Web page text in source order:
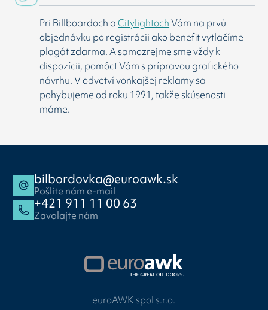
Pri Billboardoch aCitylightochVám na prvú
objednávku po registrácii ako benefit vytlačíme
plagát zdarma. A samozrejme sme vždy k
dispozícii, pomôcť Vám s prípravou grafického
návrhu. V odvetví vonkajšej reklamy sa
pohybujeme od roku 1991, takže skúsenosti
máme.
bilbordovka@euroawk.sk
Pošlite nám e-mail
+421 911 11 00 63
Zavolajte nám
euroAWK spol s.r.o.